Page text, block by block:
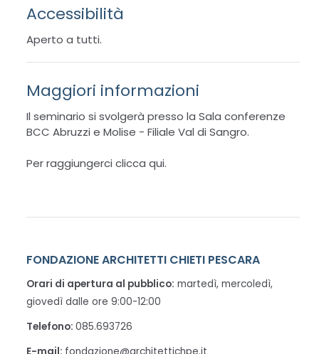
Accessibilità
Aperto a tutti.
Maggiori informazioni
Il seminario si svolgerà presso la Sala conferenze
BCC Abruzzi e Molise - Filiale Val di Sangro.
Per raggiungerci clicca qui.
FONDAZIONE ARCHITETTI CHIETI PESCARA
Orari di apertura al pubblico: martedì, mercoledì,
giovedì dalle ore 9:00-12:00
Telefono:085.693726